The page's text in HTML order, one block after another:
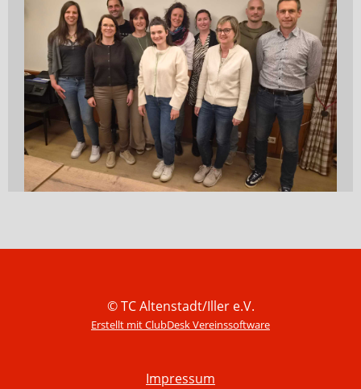
© TC Altenstadt/Iller e.V.
Erstellt mit ClubDesk Vereinssoftware
Impressum